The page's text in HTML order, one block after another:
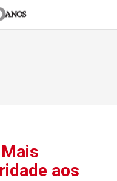
aos